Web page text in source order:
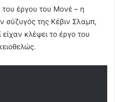
του έργου του Μονέ – η
σύζυγός της Κέβιν Σλαμπ,
κλέψει το έργο του